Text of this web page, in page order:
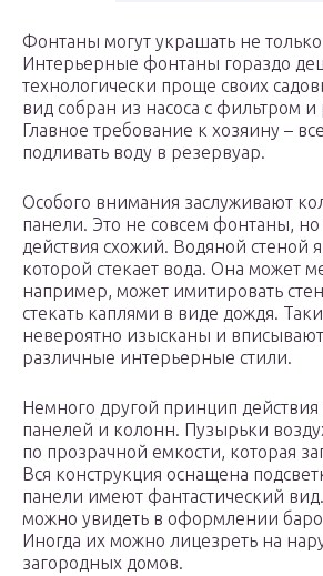
Фонтаны могут украшать не
Интерьерные фонтаны гораздо
технологически проще своих
вид собран из насоса с фильтром и
Главное требование к хозяину –
подливать воду в резервуар.
Особого внимания заслуживают
панели. Это не совсем фонтаны,
действия схожий. Водяной стеной
которой стекает вода. Она может
например, может имитировать
стекать каплями в виде дождя.
невероятно изысканы и
различные интерьерные стили.
Немного другой принцип
панелей и колонн. Пузырьки
по прозрачной емкости, которая
Вся конструкция оснащена
панели имеют фантастический
можно увидеть в оформлении
Иногда их можно лицезреть на
загородных домов.